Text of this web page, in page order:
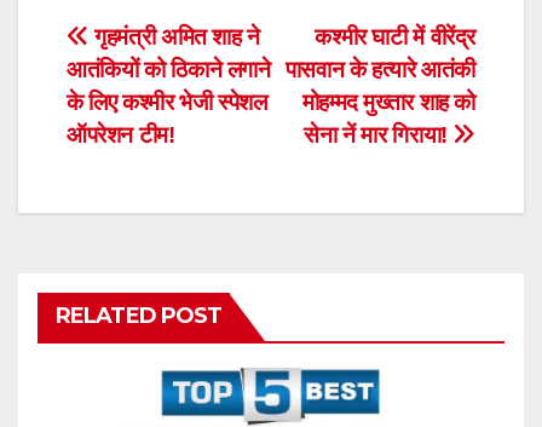
Post
navigation
कश्मीर घाटी में वीरेंद्र
पासवान के हत्यारे आतंकी
मोहम्मद मुख्तार शाह को
सेना नें मार गिराया!
गृहमंत्री अमित शाह ने
आतंकियों को ठिकाने लगाने
के लिए कश्मीर भेजी स्पेशल
ऑपरेशन टीम!
RELATED POST